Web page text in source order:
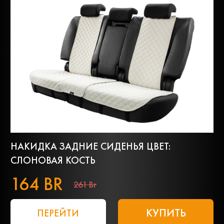
НАКИДКА ЗАДНИЕ СИДЕНЬЯ ЦВЕТ:
СЛОНОВАЯ КОСТЬ
164 BR 261 Br
ПЕРЕЙТИ КУПИТЬ